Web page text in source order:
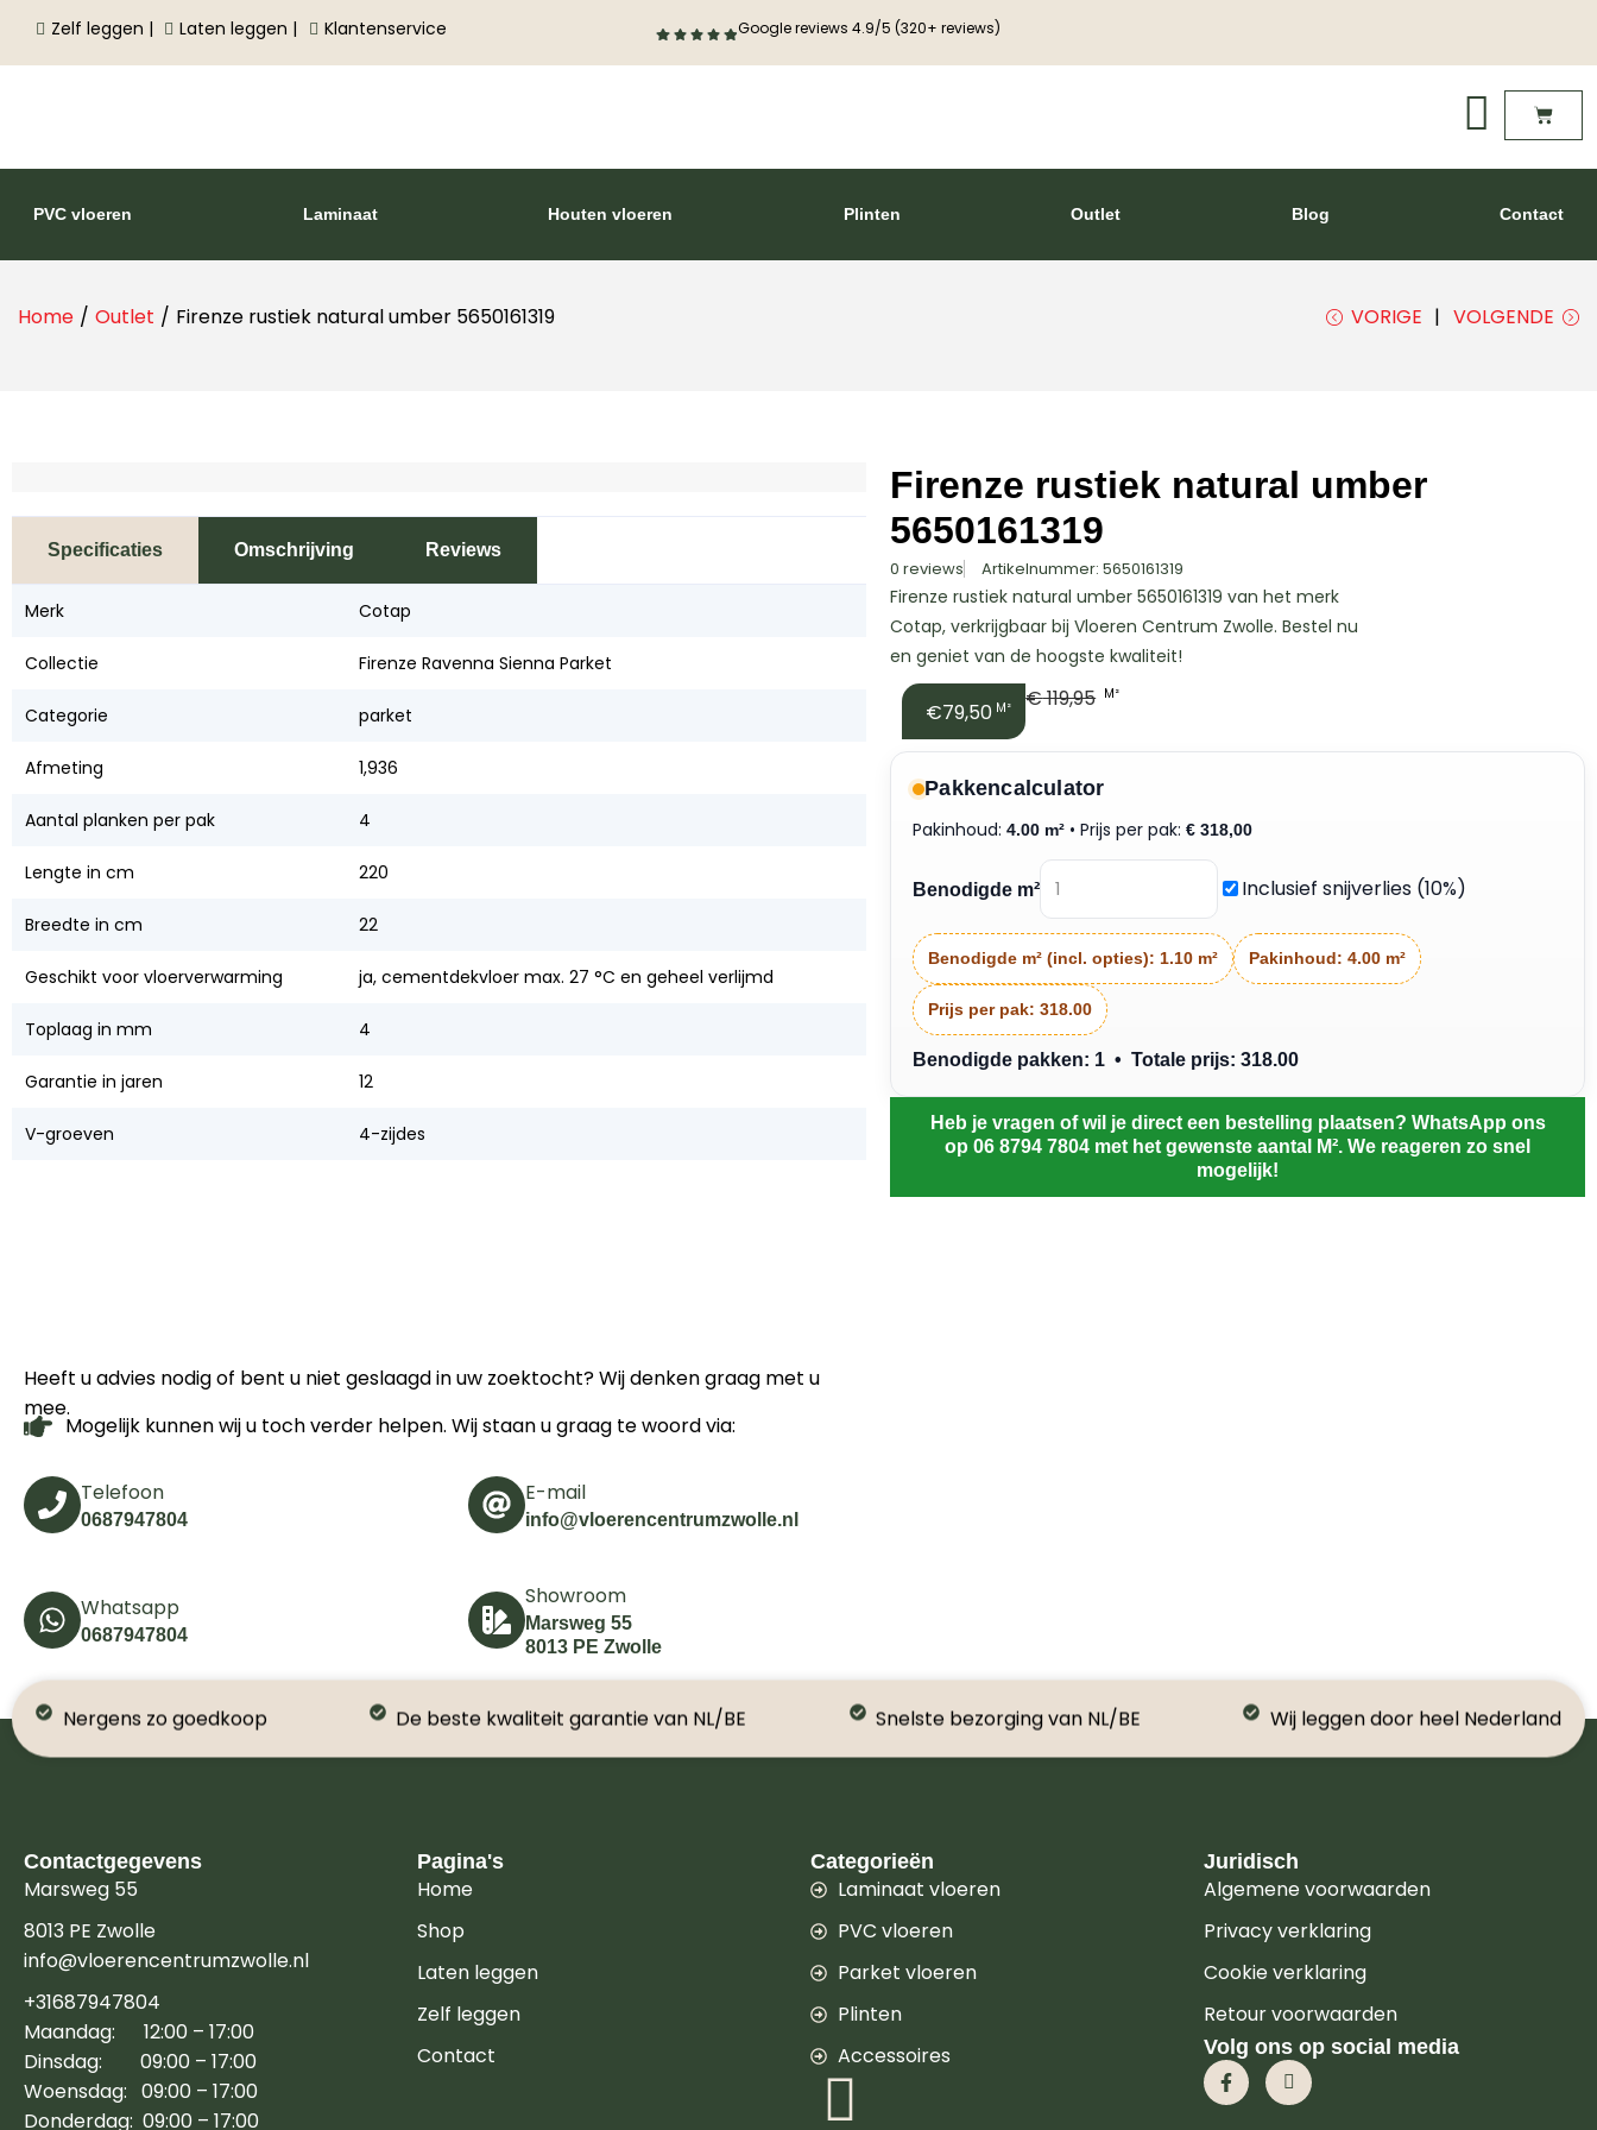
Zelf leggen | Laten leggen | Klantenservice Google reviews 4.9/5 (320+ reviews)
PVC vloeren Laminaat Houten vloeren Plinten Outlet Blog Contact
Home / Outlet / Firenze rustiek natural umber 5650161319 VORIGE VOLGENDE
Specificaties Omschrijving Reviews
Merk Cotap
Collectie Firenze Ravenna Sienna Parket
Categorie parket
Afmeting 1,936
Aantal planken per pak 4
Lengte in cm 220
Breedte in cm 22
Geschikt voor vloerverwarming ja, cementdekvloer max. 27 °C en geheel verlijmd
Toplaag in mm 4
Garantie in jaren 12
V-groeven 4-zijdes
Firenze rustiek natural umber
5650161319
0 reviews Artikelnummer: 5650161319
Firenze rustiek natural umber 5650161319 van het merk
Cotap, verkrijgbaar bij Vloeren Centrum Zwolle. Bestel nu
en geniet van de hoogste kwaliteit!
€79,50 M² €119,95 M²
Pakkencalculator
Pakinhoud:4.00 m² • Prijs per pak:€ 318,00
Benodigde m² Inclusief snijverlies (10%)
Benodigde m² (incl. opties): 1.10 m² Pakinhoud:4.00 m²
Prijs per pak:318.00
Benodigde pakken: 1 • Totale prijs: 318.00
Heb je vragen of wil je direct een bestelling plaatsen? WhatsApp ons
op 06 8794 7804 met het gewenste aantal M². We reageren zo snel
mogelijk!
Heeft u advies nodig of bent u niet geslaagd in uw zoektocht? Wij denken graag met u
mee.
Mogelijk kunnen wij u toch verder helpen. Wij staan u graag te woord via:
Telefoon
0687947804
E-mail
info@vloerencentrumzwolle.nl
Whatsapp
0687947804
Showroom
Marsweg 55
8013 PE Zwolle
Nergens zo goedkoop De beste kwaliteit garantie van NL/BE Snelste bezorging van NL/BE Wij leggen door heel Nederland
Contactgegevens
Marsweg 55
8013 PE Zwolle
info@vloerencentrumzwolle.nl
+31687947804
Maandag: 12:00 – 17:00
Dinsdag: 09:00 – 17:00
Woensdag: 09:00 – 17:00
Donderdag: 09:00 – 17:00
Pagina's
Home
Shop
Laten leggen
Zelf leggen
Contact
Categorieën
Laminaat vloeren
PVC vloeren
Parket vloeren
Plinten
Accessoires
Juridisch
Algemene voorwaarden
Privacy verklaring
Cookie verklaring
Retour voorwaarden
Volg ons op social media